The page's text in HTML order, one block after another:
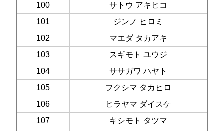
100
サトウ アキヒコ
101
ジンノ ヒロミ
102
マエダ タカアキ
103
スギモト ユウジ
104
ササガワ ハヤト
105
フクシマ タカヒロ
106
ヒラヤマ ダイスケ
107
キシモト タツマ